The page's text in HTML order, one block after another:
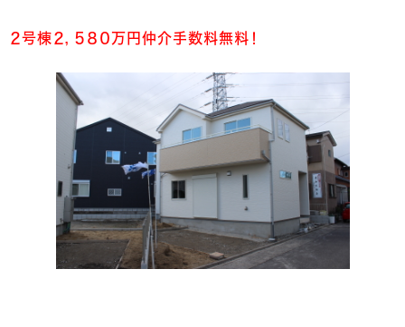
２号棟２，５８０万円仲介手数料無料！